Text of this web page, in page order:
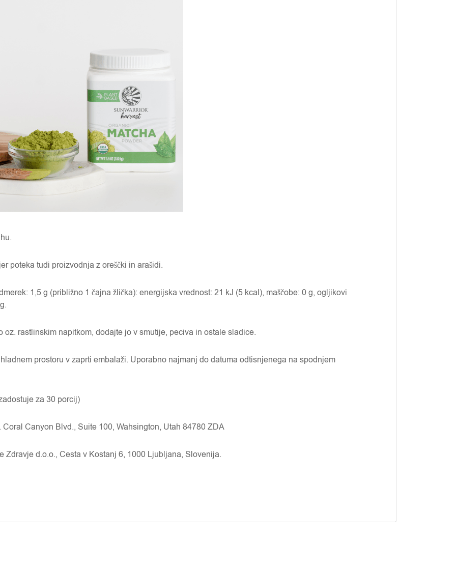
poteka tudi proizvodnja z oreščki in arašidi.
1,5 g (približno 1 čajna žlička): energijska vrednost: 21 kJ (5 kcal), maščobe: 0 g, ogljikovi
oz. rastlinskim napitkom, dodajte jo v smutije, peciva in ostale sladice.
prostoru v zaprti embalaži. Uporabno najmanj do datuma odtisnjenega na spodnjem
za 30 porcij)
Coral Canyon Blvd., Suite 100, Wahsington, Utah 84780 ZDA
Zdravje d.o.o., Cesta v Kostanj 6, 1000 Ljubljana, Slovenija.